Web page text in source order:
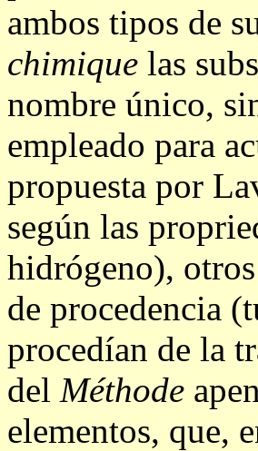
ambos tipos de
chimique las
nombre único,
empleado para
propuesta por
según las
hidrógeno),
de procedencia
procedían de la
del Méthode
elementos, que,